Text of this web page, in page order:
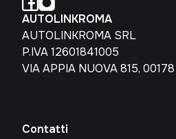
AUTOLINKROMA
AUTOLINKROMA SRL
P.IVA 12601841005
VIA APPIA NUOVA 815,
Contatti